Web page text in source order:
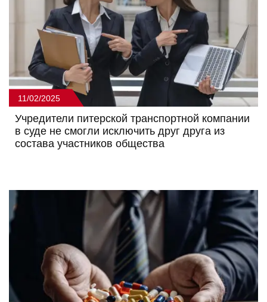
11/02/2025
Учредители питерской транспортной компании
в суде не смогли исключить друг друга из
состава участников общества